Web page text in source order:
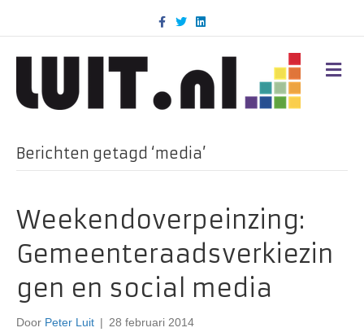
c
k
T
w
i
n
d
M
E
Berichten getagd ‘media’
Weekendoverpeinzing:
Gemeenteraadsverkiezin
gen en social media
Door Peter Luit | 28 februari 2014